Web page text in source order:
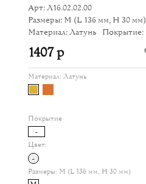
Арт: Л16.02.02.00
Размеры: M (L 136 мм, H 30 мм)
Материал: Латунь
Покрытие:
1407 р
Материал: Латунь
Покрытие
-
Цвет:
-
Размеры: M (L 136 мм, H 30 мм)